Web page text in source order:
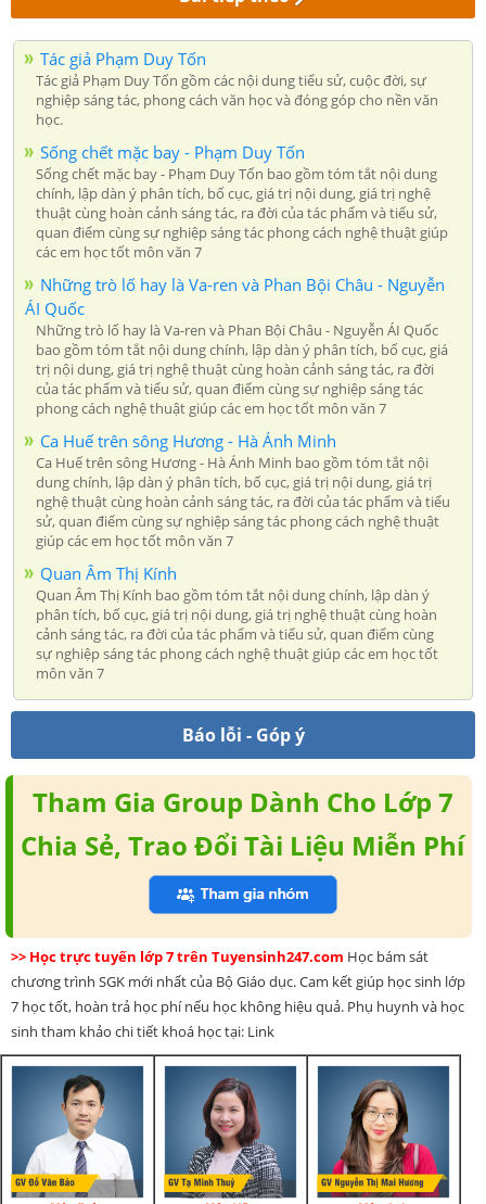
Tác giả Phạm Duy Tốn
Tác giả Phạm Duy Tốn gồm các nội dung tiểu sử, cuộc đời, sự
nghiệp sáng tác, phong cách văn học và đóng góp cho nền văn
học.
Sống chết mặc bay - Phạm Duy Tốn
Sống chết mặc bay - Phạm Duy Tốn bao gồm tóm tắt nội dung
chính, lập dàn ý phân tích, bố cục, giá trị nội dung, giá trị nghệ
thuật cùng hoàn cảnh sáng tác, ra đời của tác phẩm và tiểu sử,
quan điểm cùng sự nghiệp sáng tác phong cách nghệ thuật giúp
các em học tốt môn văn 7
Những trò lố hay là Va-ren và Phan Bội Châu - Nguyễn
ÁI Quốc
Những trò lố hay là Va-ren và Phan Bội Châu - Nguyễn ÁI Quốc
bao gồm tóm tắt nội dung chính, lập dàn ý phân tích, bố cục, giá
trị nội dung, giá trị nghệ thuật cùng hoàn cảnh sáng tác, ra đời
của tác phẩm và tiểu sử, quan điểm cùng sự nghiệp sáng tác
phong cách nghệ thuật giúp các em học tốt môn văn 7
Ca Huế trên sông Hương - Hà Ánh Minh
Ca Huế trên sông Hương - Hà Ánh Minh bao gồm tóm tắt nội
dung chính, lập dàn ý phân tích, bố cục, giá trị nội dung, giá trị
nghệ thuật cùng hoàn cảnh sáng tác, ra đời của tác phẩm và tiểu
sử, quan điểm cùng sự nghiệp sáng tác phong cách nghệ thuật
giúp các em học tốt môn văn 7
Quan Âm Thị Kính
Quan Âm Thị Kính bao gồm tóm tắt nội dung chính, lập dàn ý
phân tích, bố cục, giá trị nội dung, giá trị nghệ thuật cùng hoàn
cảnh sáng tác, ra đời của tác phẩm và tiểu sử, quan điểm cùng
sự nghiệp sáng tác phong cách nghệ thuật giúp các em học tốt
môn văn 7
Báo lỗi - Góp ý
Tham Gia Group Dành Cho Lớp 7
Chia Sẻ, Trao Đổi Tài Liệu Miễn Phí
>> Học trực tuyến lớp 7 trên Tuyensinh247.com Học bám sát
chương trình SGK mới nhất của Bộ Giáo dục. Cam kết giúp học sinh lớp
7 học tốt, hoàn trả học phí nếu học không hiệu quả. Phụ huynh và học
sinh tham khảo chi tiết khoá học tại: Link